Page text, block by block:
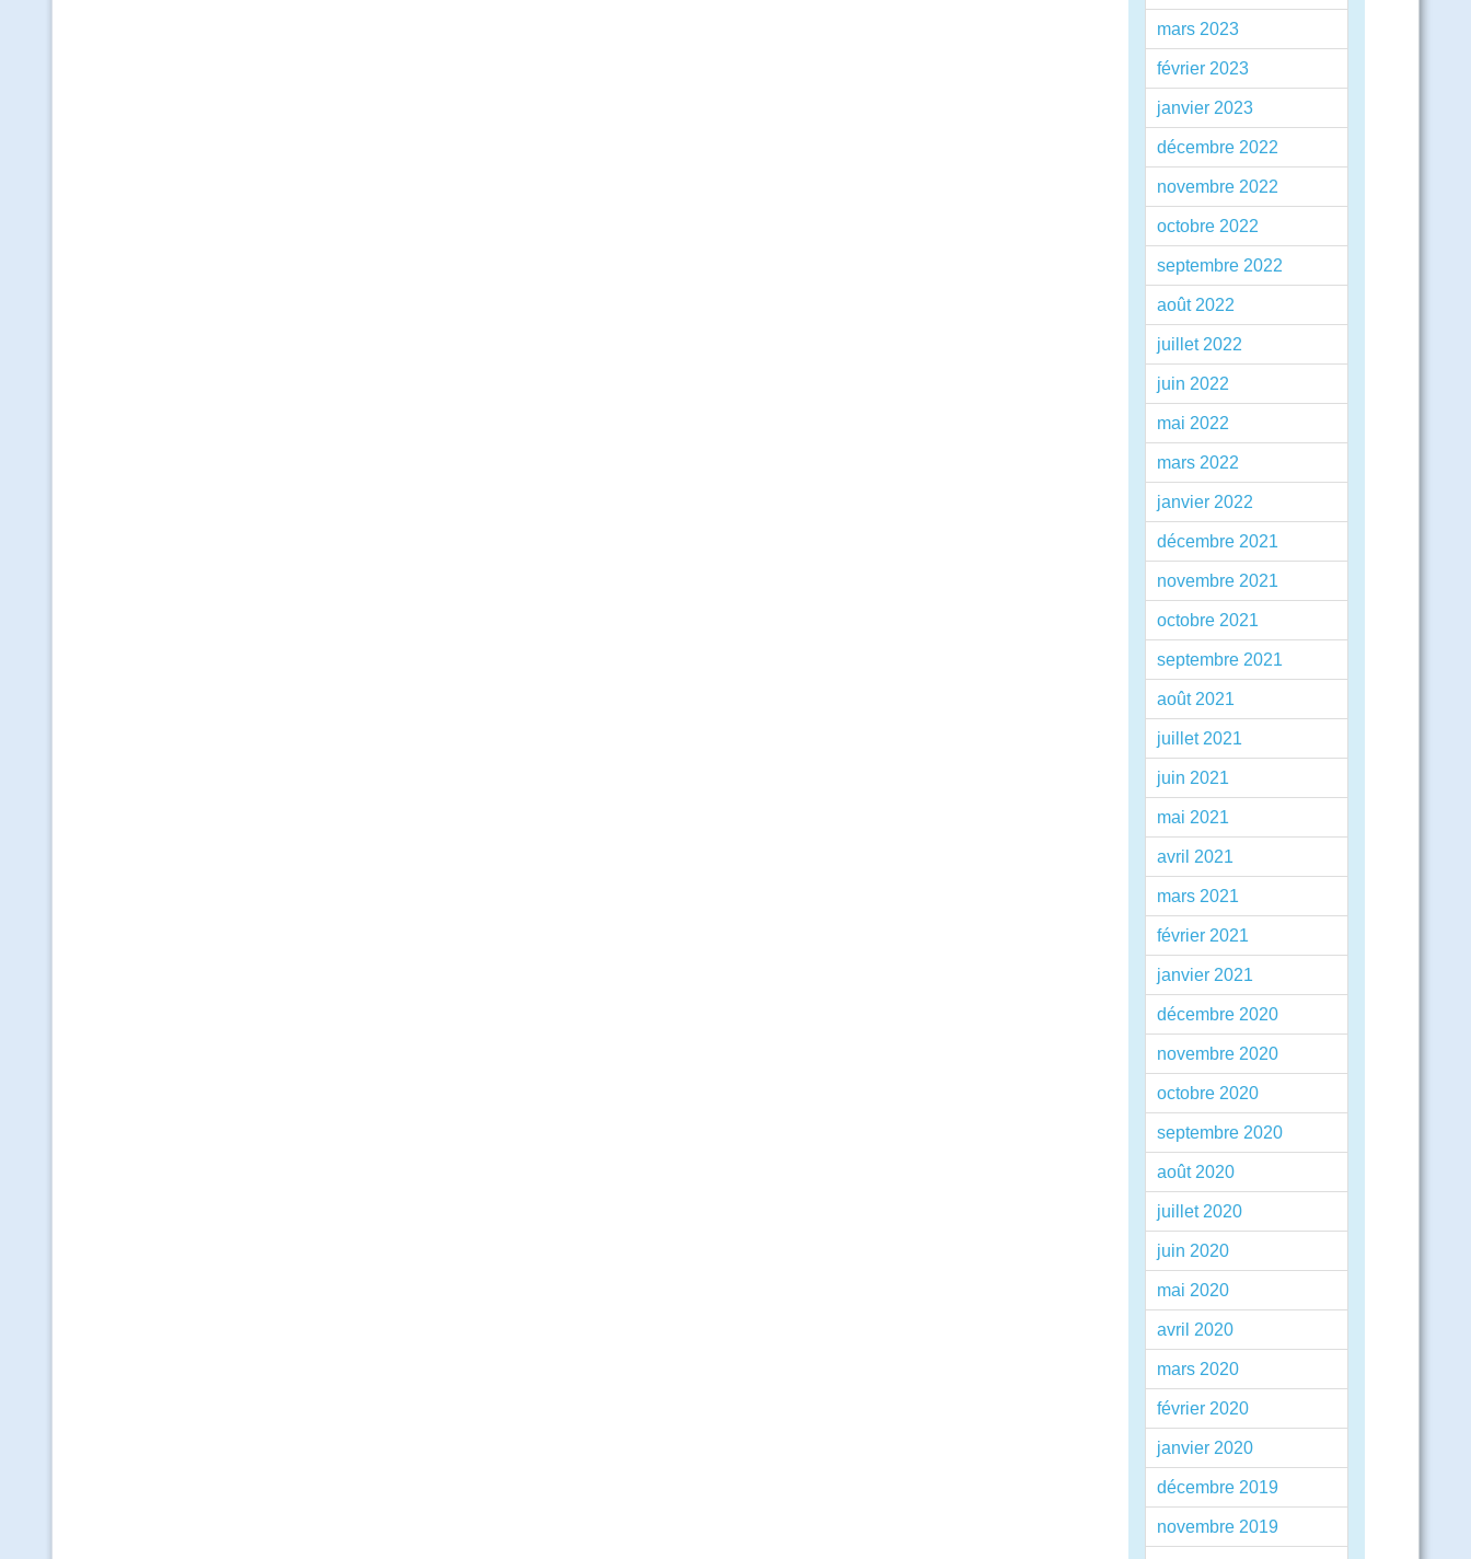
mars 2023
février 2023
janvier 2023
décembre 2022
novembre 2022
octobre 2022
septembre 2022
août 2022
juillet 2022
juin 2022
mai 2022
mars 2022
janvier 2022
décembre 2021
novembre 2021
octobre 2021
septembre 2021
août 2021
juillet 2021
juin 2021
mai 2021
avril 2021
mars 2021
février 2021
janvier 2021
décembre 2020
novembre 2020
octobre 2020
septembre 2020
août 2020
juillet 2020
juin 2020
mai 2020
avril 2020
mars 2020
février 2020
janvier 2020
décembre 2019
novembre 2019